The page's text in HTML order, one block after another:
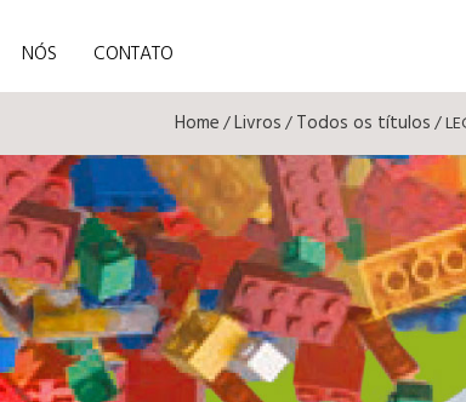
NÓS CONTATO
Home/Livros/Todos os títulos/